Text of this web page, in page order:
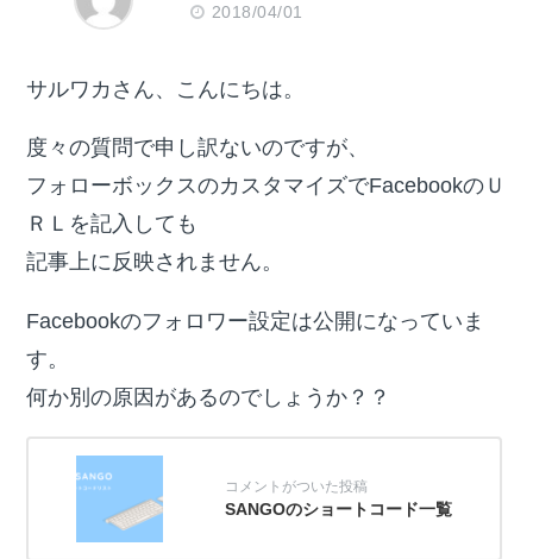
2018/04/01
サルワカさん、こんにちは。
度々の質問で申し訳ないのですが、
フォローボックスのカスタマイズでFacebookのＵ
ＲＬを記入しても
記事上に反映されません。
Facebookのフォロワー設定は公開になっていま
す。
何か別の原因があるのでしょうか？？
SANGOのショートコード一覧